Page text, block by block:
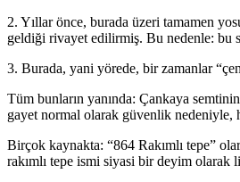
2. Yıllar önce, burada üzeri tamamen
geldiği rivayet edilirmiş. Bu nedenle: bu
3. Burada, yani yörede, bir zamanlar
Tüm bunların yanında: Çankaya
gayet normal olarak güvenlik nedeniyle,
Birçok kaynakta: “864 Rakımlı tepe”
rakımlı tepe ismi siyasi bir deyim olarak